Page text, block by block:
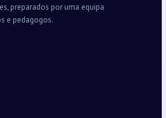
preparados por uma equipa
e pedagogos.